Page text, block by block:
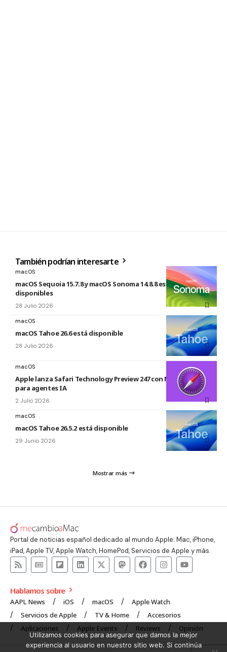
También podrían interesarte
macOS
macOS Sequoia 15.7.8 y macOS Sonoma 14.8.8 están
disponibles
28 Julio 2026
macOS
macOS Tahoe 26.6 está disponible
28 Julio 2026
macOS
Apple lanza Safari Technology Preview 247 con MCP Server
para agentes IA
2 Julio 2026
macOS
macOS Tahoe 26.5.2 está disponible
29 Junio 2026
Mostrar más
Portal de noticias español dedicado al mundo Apple: Mac, iPhone,
iPad, Apple TV, Apple Watch, HomePod, Servicios de Apple y más.
Hablamos sobre
AAPL News iOS macOS
Apple Watch
Servicios de Apple
TV & Home
Accesorios
Aplicaciones
Apple Events Reviews Opinión
Utilizamos cookies para asegurar que damos la mejor
experiencia al usuario en nuestro sitio web. Si continúa